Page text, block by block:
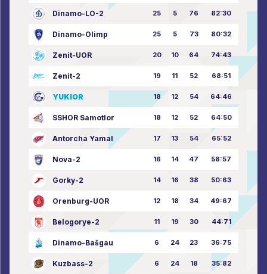
Dinamo-LO-2 25 5 76 82:30
Dinamo-Olimp 25 5 73 80:32
Zenit-UOR 20 10 64 74:43
Zenit-2 19 11 52 68:51
YUKIOR 18 12 54 64:46
SSHOR Samotlor 18 12 52 64:50
Antorcha Yamal 17 13 54 65:52
Nova-2 16 14 47 58:57
Gorky-2 14 16 38 50:63
Orenburg-UOR 12 18 34 49:67
Belogorye-2 11 19 30 44:71
Dinamo-Bašgau 6 24 23 36:75
Kuzbass-2 6 24 18 35:82